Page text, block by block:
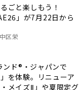
ごと楽しもう！
」が7月22日から
区栄
ンド®・ジャパンで
を体験。リニューア
メイズⅡ」や夏限定グ